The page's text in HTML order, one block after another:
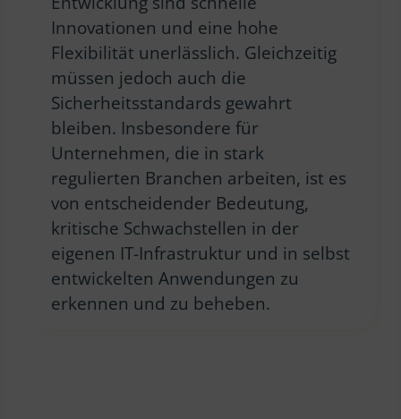
Innovationen und eine hohe
Flexibilität unerlässlich. Gleichzeitig
müssen jedoch auch die
Sicherheitsstandards gewahrt
bleiben. Insbesondere für
Unternehmen, die in stark
regulierten Branchen arbeiten, ist es
von entscheidender Bedeutung,
kritische Schwachstellen in der
eigenen IT-Infrastruktur und in selbst
entwickelten Anwendungen zu
erkennen und zu beheben.